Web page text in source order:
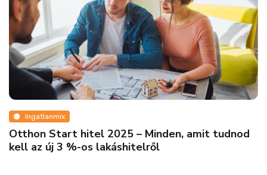
Ingatlanmix
Otthon Start hitel 2025 – Minden, amit tudnod
kell az új 3 %-os lakáshitelről